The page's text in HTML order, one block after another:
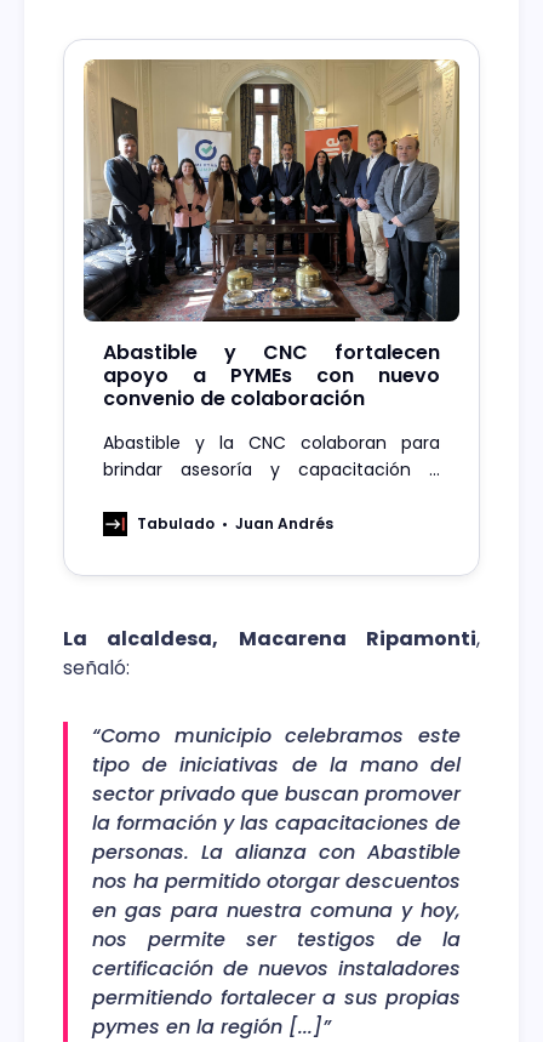
Abastible y CNC fortalecen
apoyo a PYMEs con nuevo
convenio de colaboración
Abastible y la CNC colaboran para
brindar asesoría y capacitación a
Chile.Tabulado Juan Andrés
La alcaldesa, Macarena Ripamonti,
señaló:
“Como municipio celebramos este
tipo de iniciativas de la mano del
sector privado que buscan promover
la formación y las capacitaciones de
personas. La alianza con Abastible
nos ha permitido otorgar descuentos
en gas para nuestra comuna y hoy,
nos permite ser testigos de la
certificación de nuevos instaladores
permitiendo fortalecer a sus propias
pymes en la región [...]”